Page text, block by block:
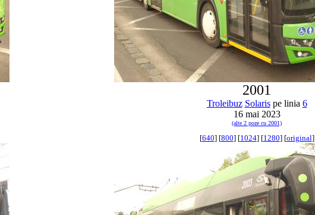
2001
Troleibuz Solarispe linia 6
16 mai 2023
(alte 2 poze cu 2001)
[640] [800] [1024] [1280] [original]